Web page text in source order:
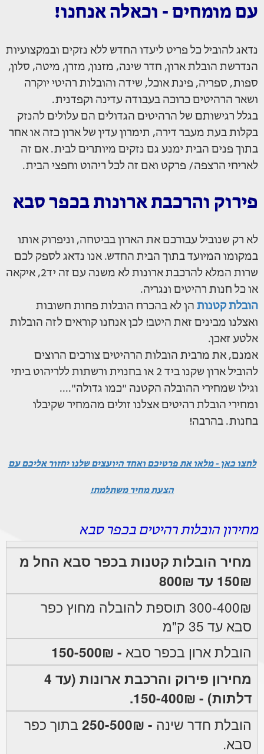
עם מומחים - וכאלה אנחנו!
נדאג להוביל כל פריט ליעדו החדש ללא נזקים ובמקצועיות
הנדרשת הובלת ארון, חדר שינה, מזנון, מזרן, מיטה, סלון,
ספות, ספריה, פינת אוכל, שידה והובלות רהיטי יוקרה
ושאר הרהיטים כרוכה בעבודה עדינה וקפדנית.
בגלל רגישותם של הרהיטים הגדולים הם עלולים להנזק
בקלות בעת מעבר דירה, תימרון עדין של ארון כזה או אחר
בתוך פנים הבית ימנע גם נזקים מיותרים לבית. אם זה
לאריחי הרצפה/ פרקט ואם זה לכל ריהוט וחפצי הבית.
פירוק והרכבת ארונות בכפר סבא
לא רק שנוביל עבורכם את הארון בביטחה, וניפרוק אותו
במקומו המיועד בתוך הבית החדש. אנו נדאג לספק לכם
שרות המלא להרכבת ארונות לא משנה עם זה יד2, איקאה
או כל חנות רהיטים ונגריה.
הובלת קטנות הן לא בהכרח הובלות פחות חשובות
ואצלנו מבינים זאת היטב! לכן אנחנו קוראים לזה הובלות
אלטע זאכן.
אמנם, את מרבית הובלות הרהיטים צורכים הרוצים
להוביל ארון שקנו ביד 2 או בחנוית ורשתות ללריהוט ביתי
וגילו שמחירי ההובלה הקטנה "כמו גדולה"....
ומחירי הובלת רהיטים אצלנו זולים מהמחיר שקיבלו
בחנות. בהרבה!
לחצו כאן - מלאו את פרטיכם ואחד היועצים שלנו יחזור אליכם עם
הצעת מחיר משתלמת!
מחירון הובלות רהיטים בכפר סבא
מחיר הובלות קטנות בכפר סבא החל מ
150₪ עד 800₪
300-400₪ תוספת להובלה מחוץ כפר
סבא עד 35 ק"מ
הובלת ארון בכפר סבא - 150-500₪
מחירון פירוק והרכבת ארונות (עד 4
דלתות) - 150-400₪.
הובלת חדר שינה - 250-500₪
בתוך כפר
סבא.